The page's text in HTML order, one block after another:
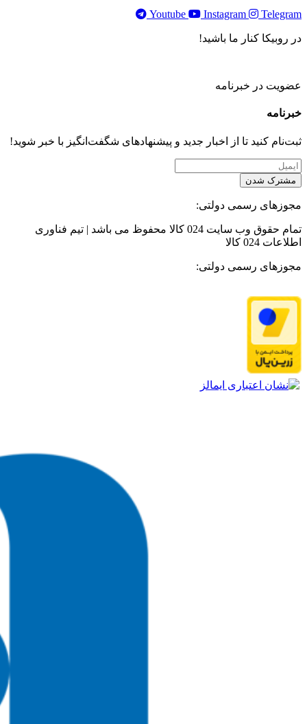
Youtube
Instagram Telegram
در روبیکا کنار ما باشید!
عضویت در خبرنامه
خبر‌نامه
ثبت‌نام کنید تا از اخبار جدید و پیشنهاد‌های شگفت‌انگیز با خبر شوید!
مشترک شدن
مجوزهای رسمی دولتی:
تمام حقوق وب سایت 024 کالا محفوظ می باشد | تیم فناوری
اطلاعات 024 کالا
مجوزهای رسمی دولتی: